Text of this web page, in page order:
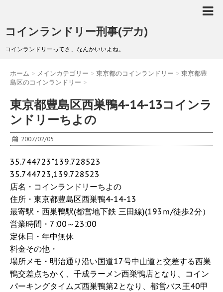
コインランドリー刑事(デカ)
コインランドリーってさ、なんかいいよね。
ホーム > メインカテゴリー > 東京都のコインランドリー > 東京都豊
島区のコインランドリー >
東京都豊島区西巣鴨4-14-13コインラ
ンドリーちよの
2007/02/05
35.744723"139.728523
35.744723,139.728523
店名・コインランドリーちよの
住所・東京都豊島区西巣鴨4-14-13
最寄駅・西巣鴨駅(都営地下鉄 三田線)(193ｍ/徒歩2分）
営業時間・7:00～23:00
定休日・年中無休
料金その他・
場所メモ・明治通り沿い国道17号中山道と交差する西巣
鴨交差点ちかく、千成ラーメン西巣鴨店となり、コイン
パーキングタイムズ西巣鴨第2となり、都営バス王40甲